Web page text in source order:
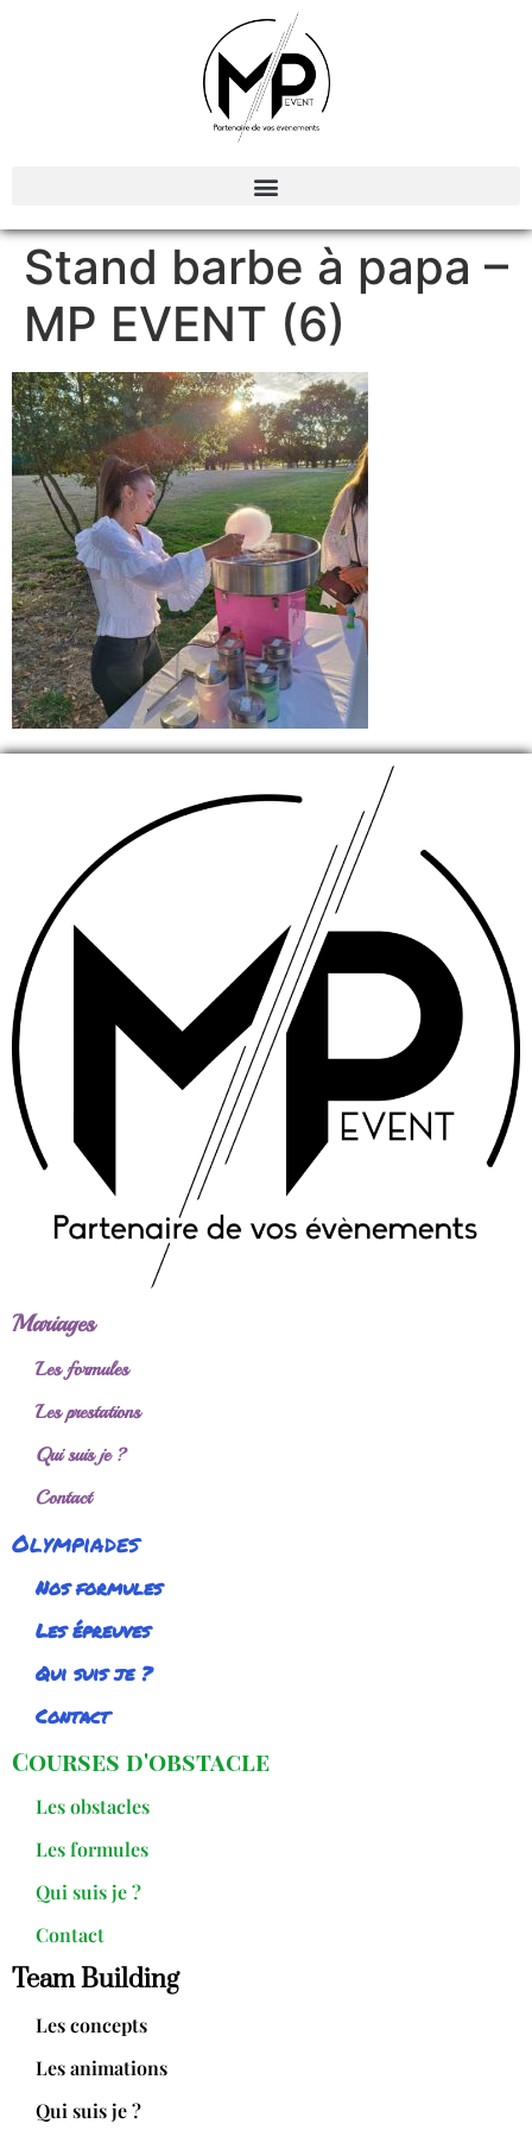
Stand barbe à papa –
MP EVENT (6)
Mariages
Les formules
Les prestations
Qui suis je ?
Contact
Olympiades
Nos formules
Les épreuves
Qui suis je ?
Contact
Courses d'obstacle
Les obstacles
Les formules
Qui suis je ?
Contact
Team Building
Les concepts
Les animations
Qui suis je ?